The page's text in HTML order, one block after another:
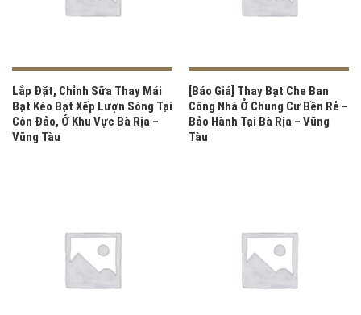
Lắp Đặt, Chỉnh Sữa Thay Mái
Bạt Kéo Bạt Xếp Lượn Sóng Tại
Côn Đảo, Ở Khu Vực Bà Rịa –
Vũng Tàu
[Báo Giá] Thay Bạt Che Ban
Công Nhà Ở Chung Cư Bền Rẻ –
Bảo Hành Tại Bà Rịa – Vũng
Tàu